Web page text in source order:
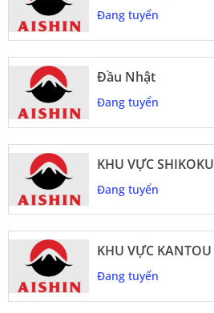
Đang tuyển
Đầu Nhật
Đang tuyển
KHU VỰC SHIKOKU
Đang tuyển
KHU VỰC KANTOU
Đang tuyển